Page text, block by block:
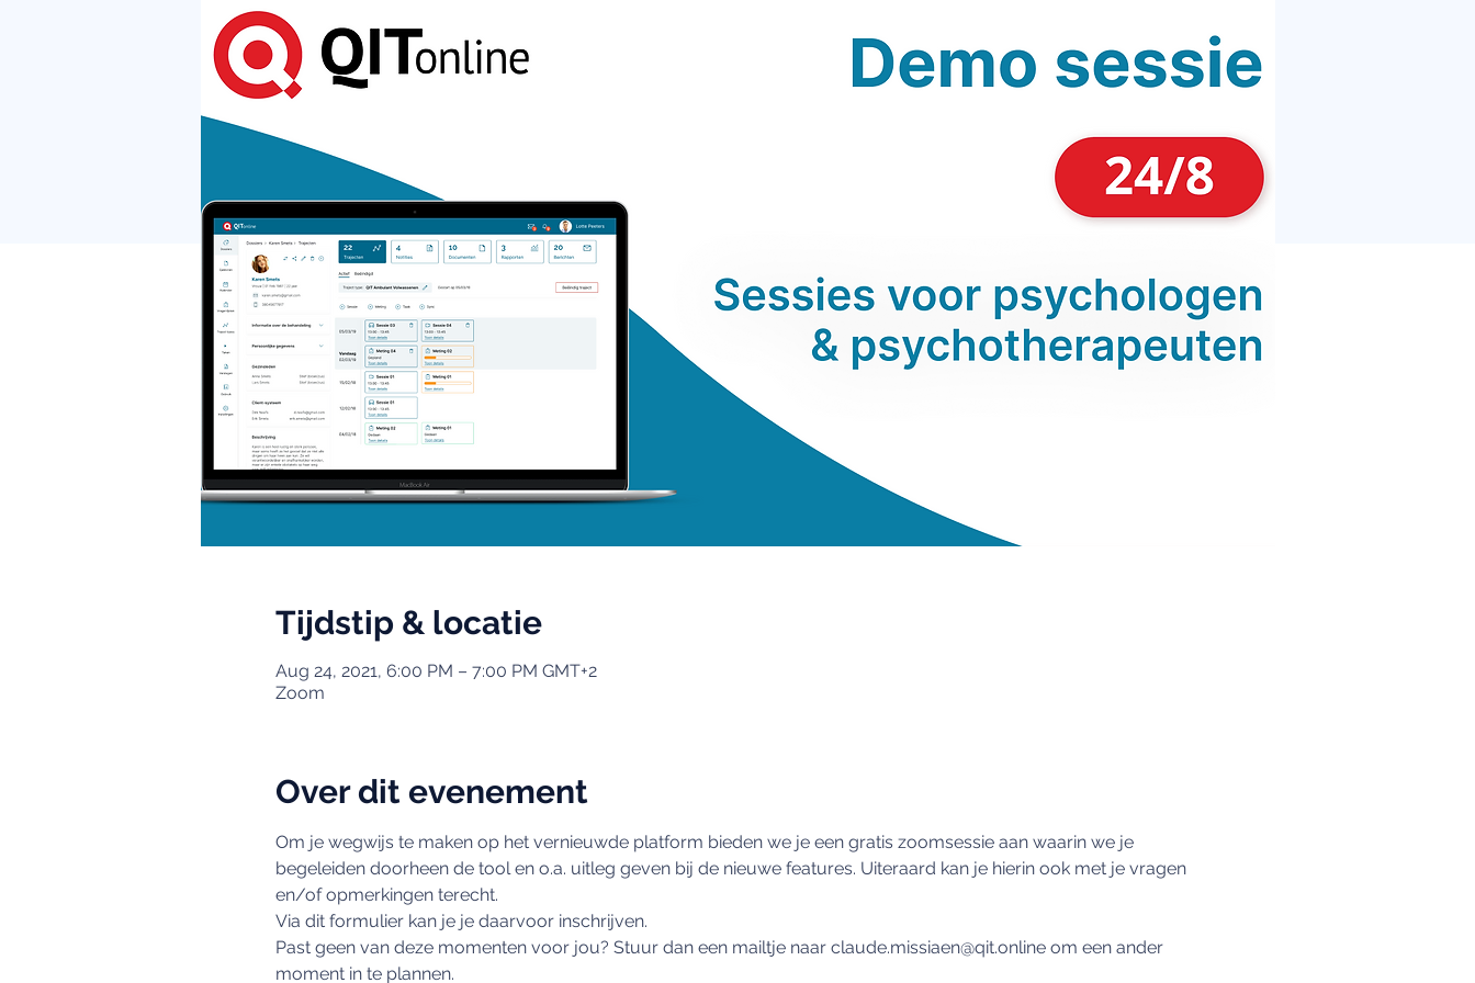
Tijdstip & locatie
Aug 24, 2021, 6:00 PM – 7:00 PM GMT+2
Zoom
Over dit evenement
Om je wegwijs te maken op het vernieuwde platform bieden we je een gratis zoomsessie aan waarin we je
begeleiden doorheen de tool en o.a. uitleg geven bij de nieuwe features. Uiteraard kan je hierin ook met je vragen
en/of opmerkingen terecht.
Via dit formulier kan je je daarvoor inschrijven.
Past geen van deze momenten voor jou? Stuur dan een mailtje naar claude.missiaen@qit.online om een ander
moment in te plannen.